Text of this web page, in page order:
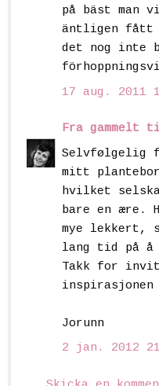
på bäst man
äntligen fått
det nog inte
17 aug. 2011
Fra gammelt
Selvfølgelig
mitt
hvilket
bare en ære.
mye lekkert,
lang tid på å
Takk for
inspirasjonen
Jorunn
2 jan. 2012